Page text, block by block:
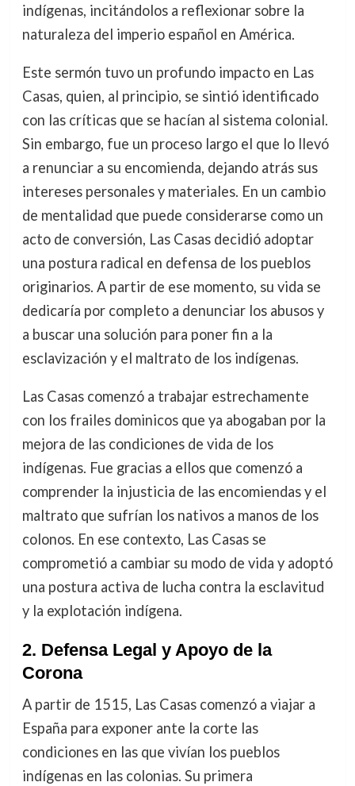
indígenas, incitándolos a reflexionar sobre la
naturaleza del imperio español en América.
Este sermón tuvo un profundo impacto en Las
Casas, quien, al principio, se sintió identificado
con las críticas que se hacían al sistema colonial.
Sin embargo, fue un proceso largo el que lo llevó
a renunciar a su encomienda, dejando atrás sus
intereses personales y materiales. En un cambio
de mentalidad que puede considerarse como un
acto de conversión, Las Casas decidió adoptar
una postura radical en defensa de los pueblos
originarios. A partir de ese momento, su vida se
dedicaría por completo a denunciar los abusos y
a buscar una solución para poner fin a la
esclavización y el maltrato de los indígenas.
Las Casas comenzó a trabajar estrechamente
con los frailes dominicos que ya abogaban por la
mejora de las condiciones de vida de los
indígenas. Fue gracias a ellos que comenzó a
comprender la injusticia de las encomiendas y el
maltrato que sufrían los nativos a manos de los
colonos. En ese contexto, Las Casas se
comprometió a cambiar su modo de vida y adoptó
una postura activa de lucha contra la esclavitud
y la explotación indígena.
2. Defensa Legal y Apoyo de la
Corona
A partir de 1515, Las Casas comenzó a viajar a
España para exponer ante la corte las
condiciones en las que vivían los pueblos
indígenas en las colonias. Su primera